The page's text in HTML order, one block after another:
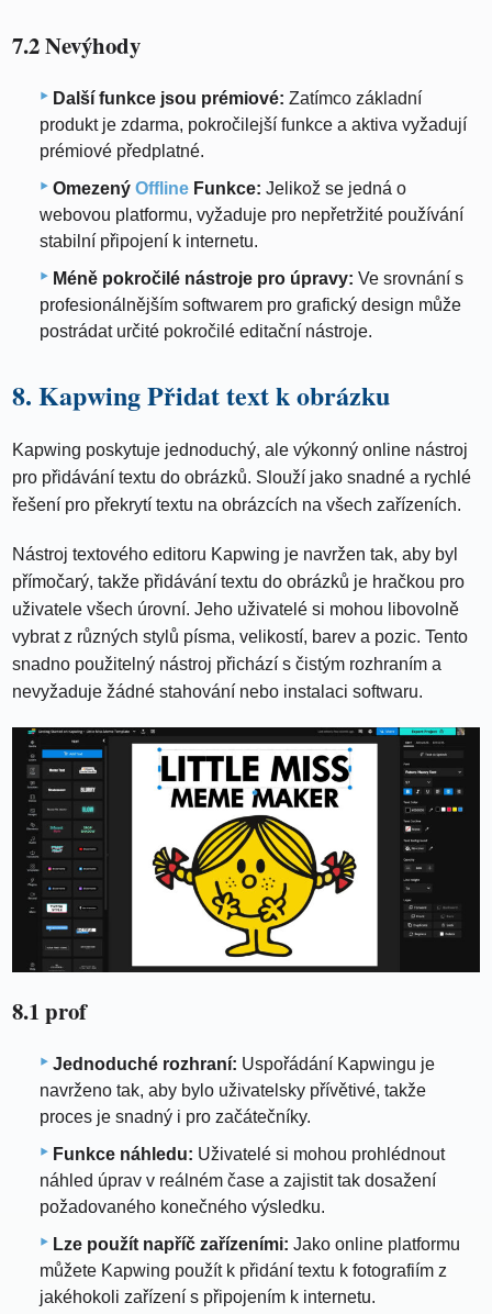
7.2 Nevýhody
Další funkce jsou prémiové: Zatímco základní
produkt je zdarma, pokročilejší funkce a aktiva vyžadují
prémiové předplatné.
Omezený Offline Funkce: Jelikož se jedná o
webovou platformu, vyžaduje pro nepřetržité používání
stabilní připojení k internetu.
Méně pokročilé nástroje pro úpravy: Ve srovnání s
profesionálnějším softwarem pro grafický design může
postrádat určité pokročilé editační nástroje.
8. Kapwing Přidat text k obrázku
Kapwing poskytuje jednoduchý, ale výkonný online nástroj
pro přidávání textu do obrázků. Slouží jako snadné a rychlé
řešení pro překrytí textu na obrázcích na všech zařízeních.
Nástroj textového editoru Kapwing je navržen tak, aby byl
přímočarý, takže přidávání textu do obrázků je hračkou pro
uživatele všech úrovní. Jeho uživatelé si mohou libovolně
vybrat z různých stylů písma, velikostí, barev a pozic. Tento
snadno použitelný nástroj přichází s čistým rozhraním a
nevyžaduje žádné stahování nebo instalaci softwaru.
8.1 prof
Jednoduché rozhraní: Uspořádání Kapwingu je
navrženo tak, aby bylo uživatelsky přívětivé, takže
proces je snadný i pro začátečníky.
Funkce náhledu: Uživatelé si mohou prohlédnout
náhled úprav v reálném čase a zajistit tak dosažení
požadovaného konečného výsledku.
Lze použít napříč zařízeními: Jako online platformu
můžete Kapwing použít k přidání textu k fotografiím z
jakéhokoli zařízení s připojením k internetu.